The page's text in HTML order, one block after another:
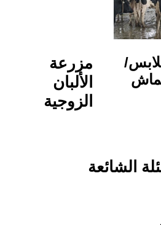
مزرعة